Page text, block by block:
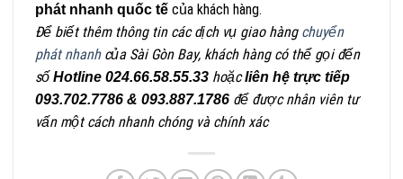
phát nhanh quốc tế của khách hàng.
Để biết thêm thông tin các dịch vụ giao hàng chuyển
phát nhanhcủa Sài Gòn Bay, khách hàng có thể gọi đến
sốHotline 024.66.58.55.33 hoặcliên hệ trực tiếp
093.702.7786 & 093.887.1786 để được nhân viên tư
vấn một cách nhanh chóng và chính xác